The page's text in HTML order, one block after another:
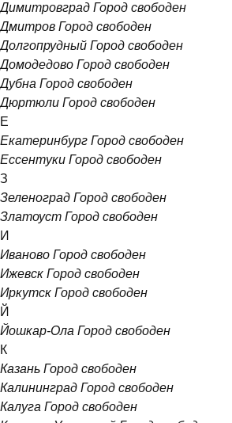
Димитровград Город свободен
Дмитров Город свободен
Долгопрудный Город свободен
Домодедово Город свободен
Дубна Город свободен
Дюртюли Город свободен
Е
Екатеринбург Город свободен
Ессентуки Город свободен
З
Зеленоград Город свободен
Златоуст Город свободен
И
Иваново Город свободен
Ижевск Город свободен
Иркутск Город свободен
Й
Йошкар-Ола Город свободен
К
Казань Город свободен
Калининград Город свободен
Калуга Город свободен